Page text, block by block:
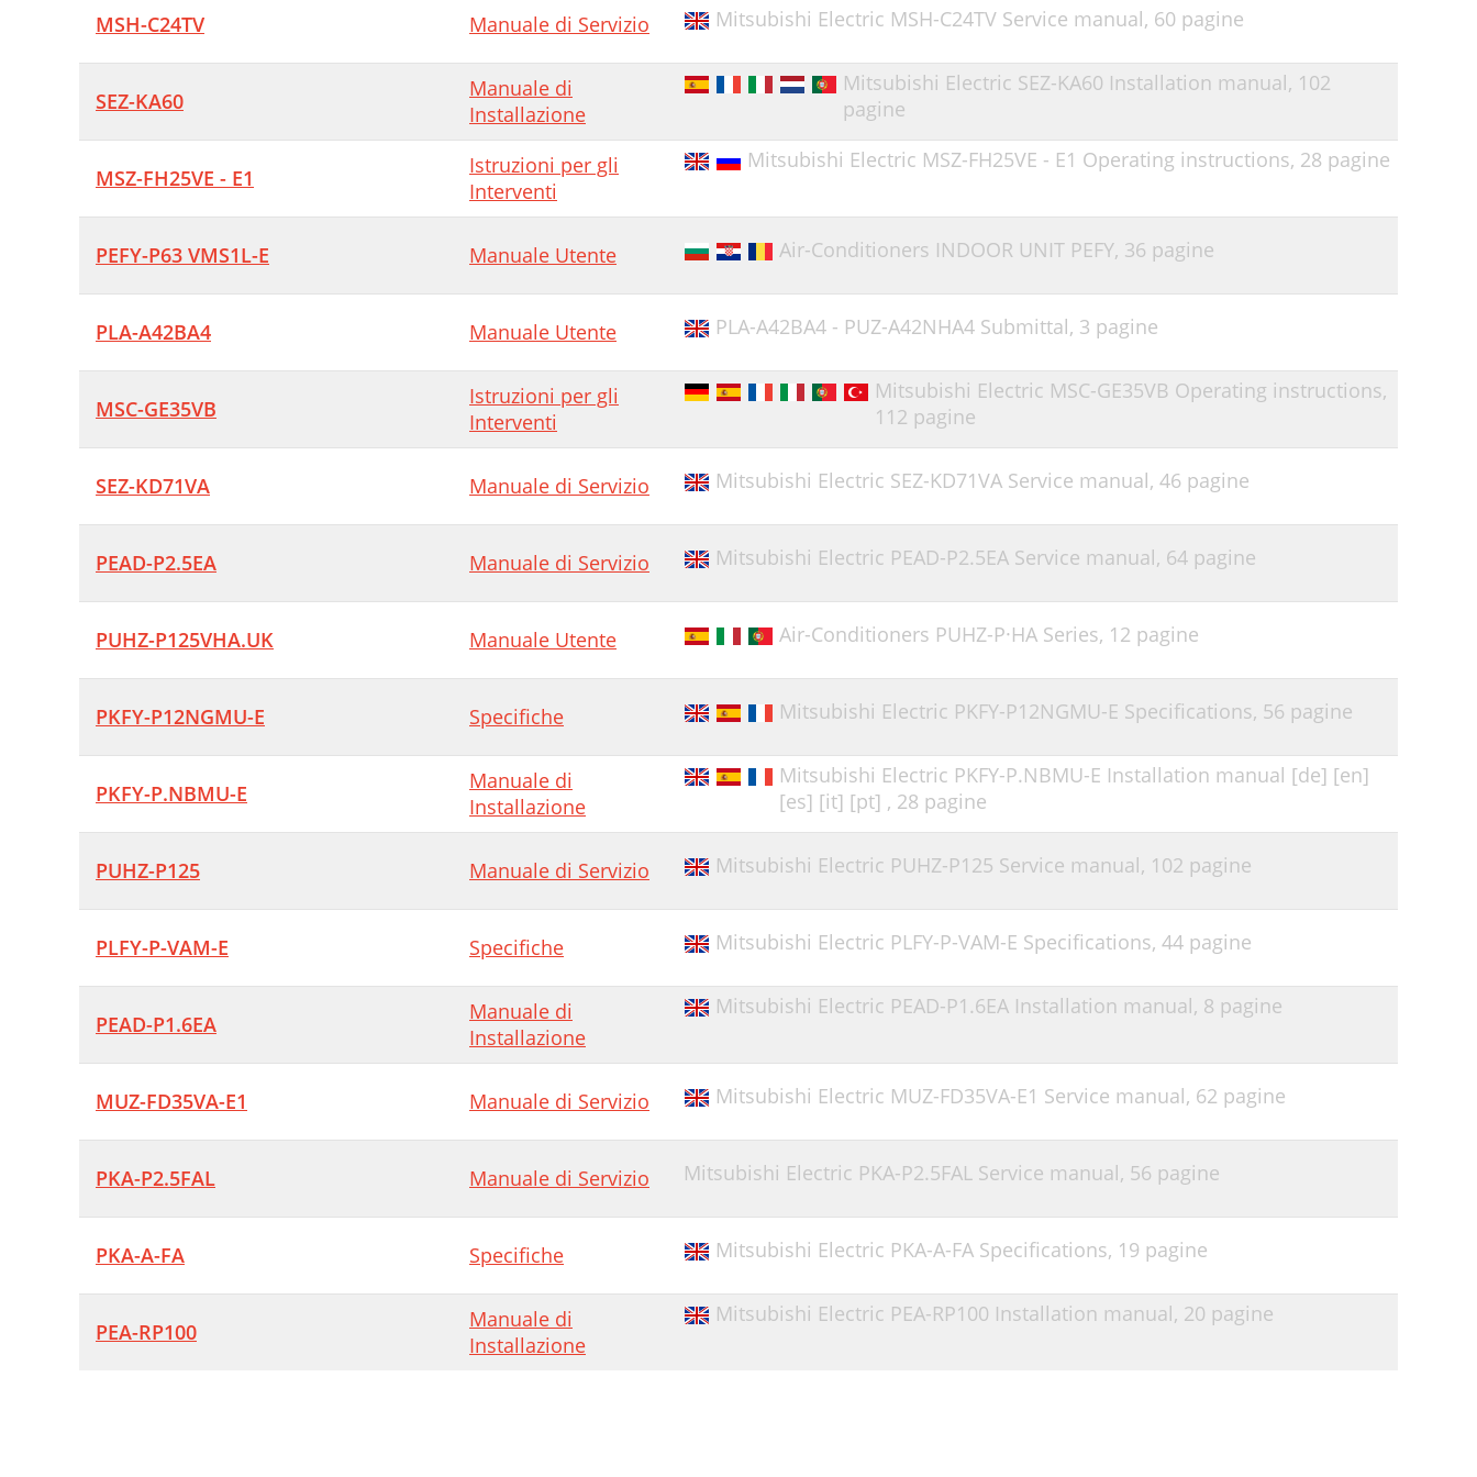
MSH-C24TV Manuale di Servizio Mitsubishi Electric MSH-C24TV Service manual, 60 pagine
SEZ-KA60
Manuale di
Installazione
Mitsubishi Electric SEZ-KA60 Installation manual, 102
pagine
MSZ-FH25VE - E1
Istruzioni per gli
Interventi
Mitsubishi Electric MSZ-FH25VE - E1 Operating instructions, 28 pagine
PEFY-P63 VMS1L-E Manuale Utente Air-Conditioners INDOOR UNIT PEFY, 36 pagine
PLA-A42BA4 Manuale Utente PLA-A42BA4 - PUZ-A42NHA4 Submittal, 3 pagine
MSC-GE35VB
Istruzioni per gli
Interventi
Mitsubishi Electric MSC-GE35VB Operating instructions,
112 pagine
SEZ-KD71VA Manuale di Servizio Mitsubishi Electric SEZ-KD71VA Service manual, 46 pagine
PEAD-P2.5EA Manuale di Servizio Mitsubishi Electric PEAD-P2.5EA Service manual, 64 pagine
PUHZ-P125VHA.UK Manuale Utente Air-Conditioners PUHZ-P·HA Series, 12 pagine
PKFY-P12NGMU-E Specifiche Mitsubishi Electric PKFY-P12NGMU-E Specifications, 56 pagine
PKFY-P.NBMU-E
Manuale di
Installazione
Mitsubishi Electric PKFY-P.NBMU-E Installation manual [de] [en]
[es] [it] [pt] , 28 pagine
PUHZ-P125 Manuale di Servizio Mitsubishi Electric PUHZ-P125 Service manual, 102 pagine
PLFY-P-VAM-E Specifiche Mitsubishi Electric PLFY-P-VAM-E Specifications, 44 pagine
PEAD-P1.6EA
Manuale di
Installazione
Mitsubishi Electric PEAD-P1.6EA Installation manual, 8 pagine
MUZ-FD35VA-E1 Manuale di Servizio Mitsubishi Electric MUZ-FD35VA-E1 Service manual, 62 pagine
PKA-P2.5FAL Manuale di Servizio Mitsubishi Electric PKA-P2.5FAL Service manual, 56 pagine
PKA-A-FA Specifiche Mitsubishi Electric PKA-A-FA Specifications, 19 pagine
PEA-RP100
Manuale di
Installazione
Mitsubishi Electric PEA-RP100 Installation manual, 20 pagine